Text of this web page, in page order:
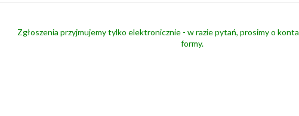
Zgłoszenia przyjmujemy tylko elektronicznie - w razie pytań, prosimy o
formy.